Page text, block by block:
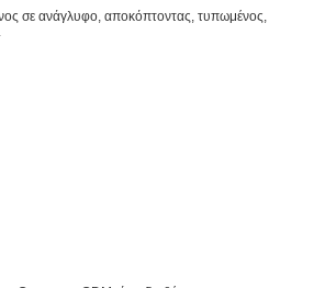
σε ανάγλυφο, αποκόπτοντας, τυπωμένος,